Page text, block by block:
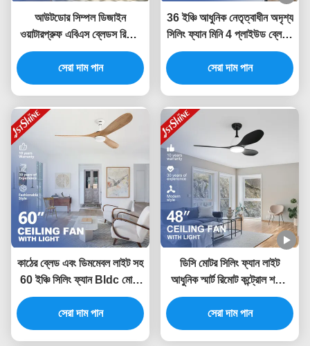
আউটডোর সিম্পল ডিজাইন
ওয়াটারপ্রুফ এবিএস ব্লেডস রিমোট
কন্ট্রোল সহ সিলিং ফ্যান
সেরা দাম পান
36 ইঞ্চি আধুনিক নেতৃত্বাধীন অদৃশ্য
সিলিং ফ্যান মিনি 4 প্লাইউড ব্লেডস
নিম্ন প্রোফাইল ডিমিং লাইট
সেরা দাম পান
কাঠের ব্লেড এবং ডিমমেবল লাইট সহ
60 ইঞ্চি সিলিং ফ্যান Bldc মোটর
শক্তি সঞ্চয়
সেরা দাম পান
ডিসি মোটর সিলিং ফ্যান লাইট
আধুনিক স্মার্ট রিমোট কন্ট্রোল শক্তি
সঞ্চয়
সেরা দাম পান